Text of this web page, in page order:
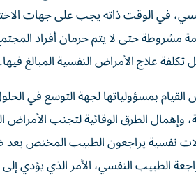
في الوقت ذاته يجب على جهات
مشروطة حتى لا يتم حرمان أفراد
علاج الأمراض النفسية المبالغ فيها.
بمسؤولياتها لجهة التوسع في
وإهمال الطرق الوقائية لتجنب
نفسية يراجعون الطبيب المختص
الطبيب النفسي، الأمر الذي يؤدي